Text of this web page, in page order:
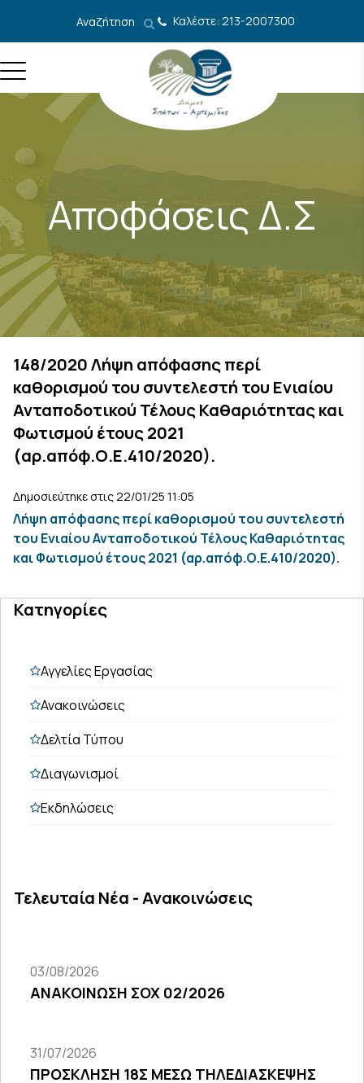
Αναζήτηση Καλέστε: 213-2007300
Αποφάσεις Δ.Σ
148/2020 Λήψη απόφασης περί
καθορισμού του συντελεστή του Ενιαίου
Ανταποδοτικού Τέλους Καθαριότητας και
Φωτισμού έτους 2021
(αρ.απόφ.Ο.Ε.410/2020).
Δημοσιεύτηκε στις 22/01/25 11:05
Λήψη απόφασης περί καθορισμού του συντελεστή
του Ενιαίου Ανταποδοτικού Τέλους Καθαριότητας
και Φωτισμού έτους 2021 (αρ.απόφ.Ο.Ε.410/2020).
Κατηγορίες
Αγγελίες Εργασίας
Ανακοινώσεις
Δελτία Τύπου
Διαγωνισμοί
Εκδηλώσεις
Τελευταία Νέα - Ανακοινώσεις
03/08/2026
ΑΝΑΚΟΙΝΩΣΗ ΣΟΧ 02/2026
31/07/2026
ΠΡΟΣΚΛΗΣΗ 18Σ ΜΕΣΩ ΤΗΛΕΔΙΑΣΚΕΨΗΣ